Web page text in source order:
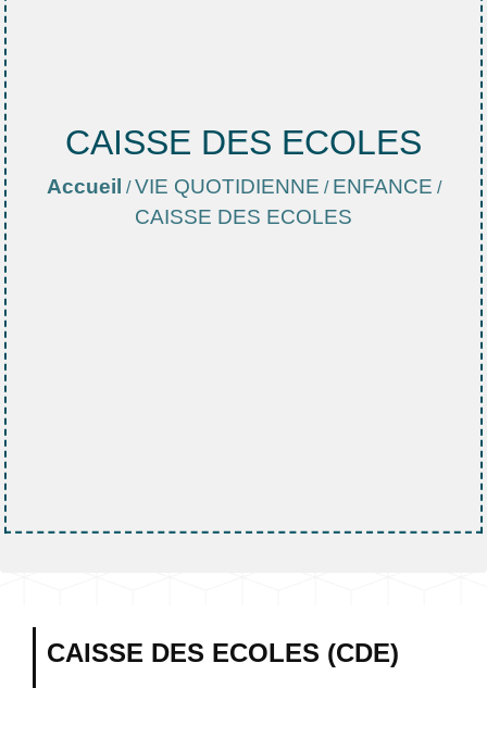
CAISSE DES ECOLES
Accueil /VIE QUOTIDIENNE / ENFANCE /
CAISSE DES ECOLES
CAISSE DES ECOLES (CDE)